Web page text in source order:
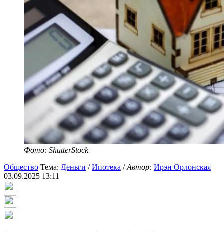
Фото: ShutterStock
Общество Тема: Деньги /Ипотека /Автор: Ирэн Орлонская
03.09.2025 13:11